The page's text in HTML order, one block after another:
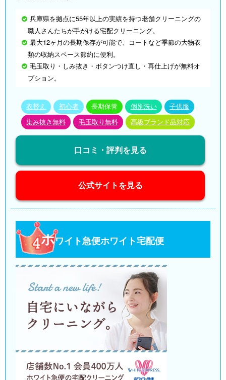
兵庫県を拠点に55年以上の実績を持つ老舗クリーニングの
職人さんたちが手がける宅配クリーニング。
最大12ヶ月の長期保存が可能で、コートなど季節の大物衣
類の収納スペース節約に便利。
毛玉取り・しみ抜き・ボタンつけ直し・再仕上げが無料オ
プション。
衣替え 初心者 長期保管 個別洗い 子供服
染み抜き無料 毛玉取り無料 高級ブランド品対応
口コミ・評判を見る
公式サイトを見る
ホワイト急便ホワイト宅配便